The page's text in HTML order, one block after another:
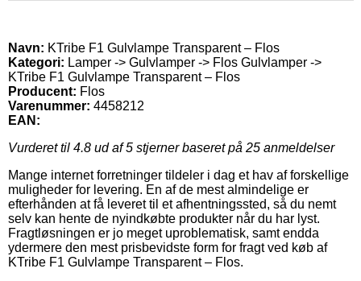
Navn: KTribe F1 Gulvlampe Transparent – Flos
Kategori: Lamper -> Gulvlamper -> Flos Gulvlamper ->
KTribe F1 Gulvlampe Transparent – Flos
Producent: Flos
Varenummer: 4458212
EAN:
Vurderet til 4.8 ud af 5 stjerner baseret på 25 anmeldelser
Mange internet forretninger tildeler i dag et hav af forskellige
muligheder for levering. En af de mest almindelige er
efterhånden at få leveret til et afhentningssted, så du nemt
selv kan hente de nyindkøbte produkter når du har lyst.
Fragtløsningen er jo meget uproblematisk, samt endda
ydermere den mest prisbevidste form for fragt ved køb af
KTribe F1 Gulvlampe Transparent – Flos.